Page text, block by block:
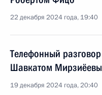
22 декабря 2024 года, 19:40
Телефонный
Шавкатом
19 декабря 2024 года, 20:40